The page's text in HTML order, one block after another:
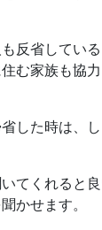
反省してい
む家族も協
した時は、
てくれると
かせます。